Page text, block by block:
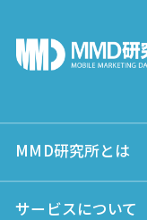
MMD研究所とは
サービスについて